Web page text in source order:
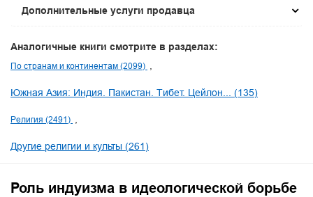
Дополнительные услуги продавца
Аналогичные книги смотрите в разделах:
По странам и континентам (2099)
Южная Азия: Индия. Пакистан. Тибет. Цейлон... (135)
Религия (2491)
Другие религии и культы (261)
Роль индуизма в идеологической борьбе